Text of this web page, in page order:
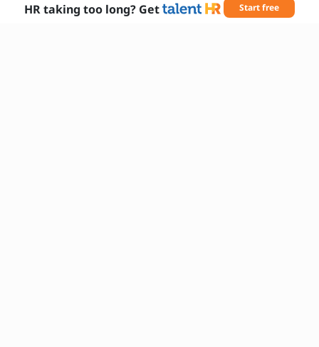
HR taking too long? Get Start free